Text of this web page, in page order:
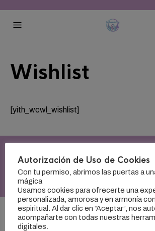
Wishlist
[yith_wcwl_wishlist]
CopyRight © 2026 - Escucha a tus Ángeles - Jenny
derechos reservados.
Autorización de Uso de Cookies
Con tu permiso, abrimos las puertas a
mágica
Usamos cookies para ofrecerte una
personalizada, amorosa y en armonía
espiritual. Al dar clic en “Aceptar”, nos
acompañarte con todas nuestras
digitales.